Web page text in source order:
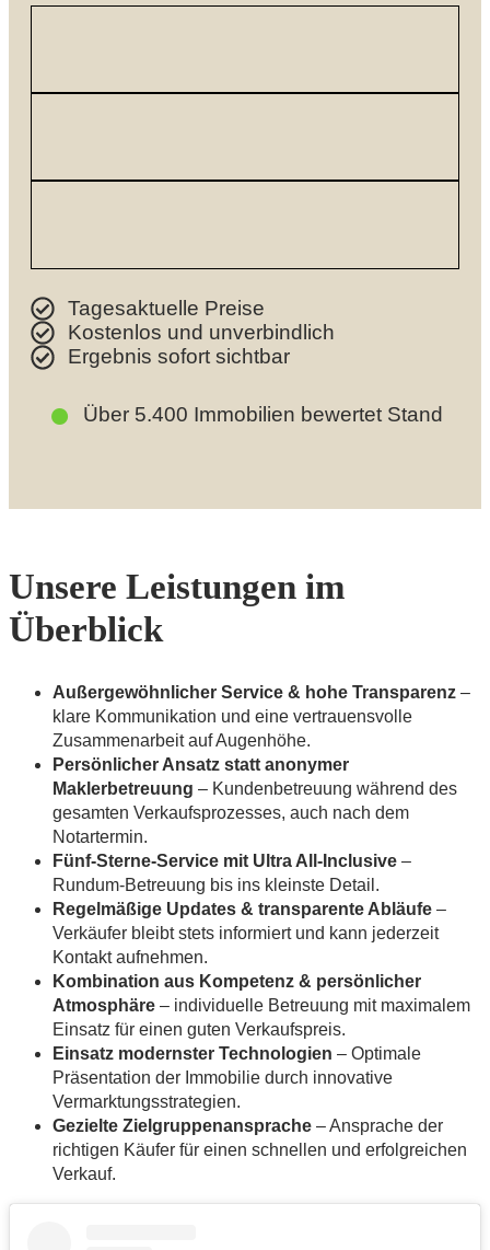
Tagesaktuelle Preise
Kostenlos und unverbindlich
Ergebnis sofort sichtbar
● Über 5.400 Immobilien bewertet Stand
Unsere Leistungen im
Überblick
Außergewöhnlicher Service & hohe Transparenz –
klare Kommunikation und eine vertrauensvolle
Zusammenarbeit auf Augenhöhe.
Persönlicher Ansatz statt anonymer
Maklerbetreuung – Kundenbetreuung während des
gesamten Verkaufsprozesses, auch nach dem
Notartermin.
Fünf-Sterne-Service mit Ultra All-Inclusive –
Rundum-Betreuung bis ins kleinste Detail.
Regelmäßige Updates & transparente Abläufe –
Verkäufer bleibt stets informiert und kann jederzeit
Kontakt aufnehmen.
Kombination aus Kompetenz & persönlicher
Atmosphäre – individuelle Betreuung mit maximalem
Einsatz für einen guten Verkaufspreis.
Einsatz modernster Technologien – Optimale
Präsentation der Immobilie durch innovative
Vermarktungsstrategien.
Gezielte Zielgruppenansprache – Ansprache der
richtigen Käufer für einen schnellen und erfolgreichen
Verkauf.